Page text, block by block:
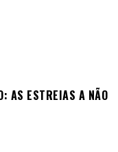
AS ESTREIAS A NÃO